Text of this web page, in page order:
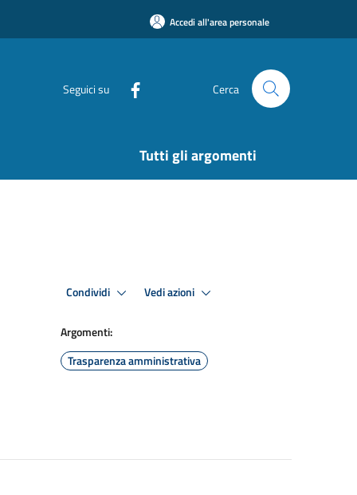
Accedi all'area personale
Seguici su Cerca
Tutti gli argomenti
Condividi Vedi azioni
Argomenti:
Trasparenza amministrativa